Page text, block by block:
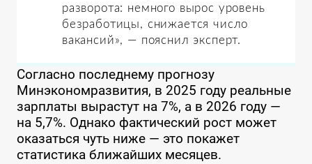
разворота: немного вырос уровень
безработицы, снижается число
вакансий», — пояснил эксперт.
Согласно последнему прогнозу
Минэкономразвития, в 2025 году реальные
зарплаты вырастут на 7%, а в 2026 году —
на 5,7%. Однако фактический рост может
оказаться чуть ниже — это покажет
статистика ближайших месяцев.